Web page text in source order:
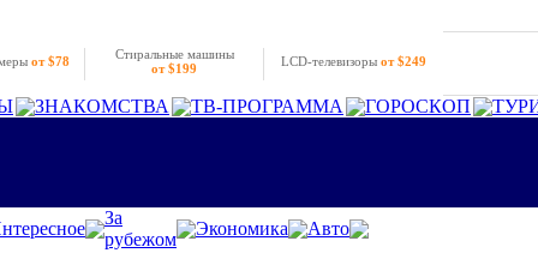
от $78
Стиральные машины
от $199
LCD-телевизоры от $249
ЗНАКОМСТВА ТВ-ПРОГРАММА ГОРОСКОП
За
рубежом
Экономика Авто